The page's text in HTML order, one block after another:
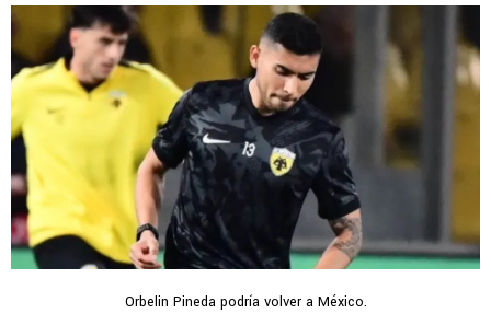
Orbelin Pineda podría volver a México.